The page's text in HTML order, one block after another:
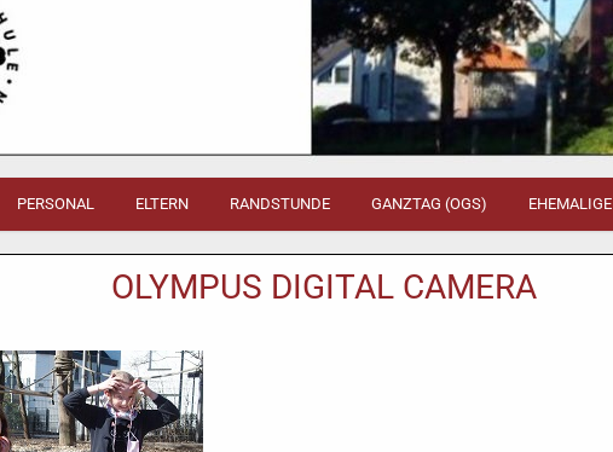
PERSONAL ELTERN RANDSTUNDE GANZTAG (OGS) EHEMALIGE
OLYMPUS DIGITAL CAMERA